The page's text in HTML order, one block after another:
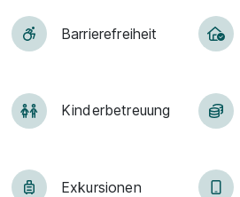
Barriere­frei­heit
Kin­der­be­treu­ung
Exkur­sionen